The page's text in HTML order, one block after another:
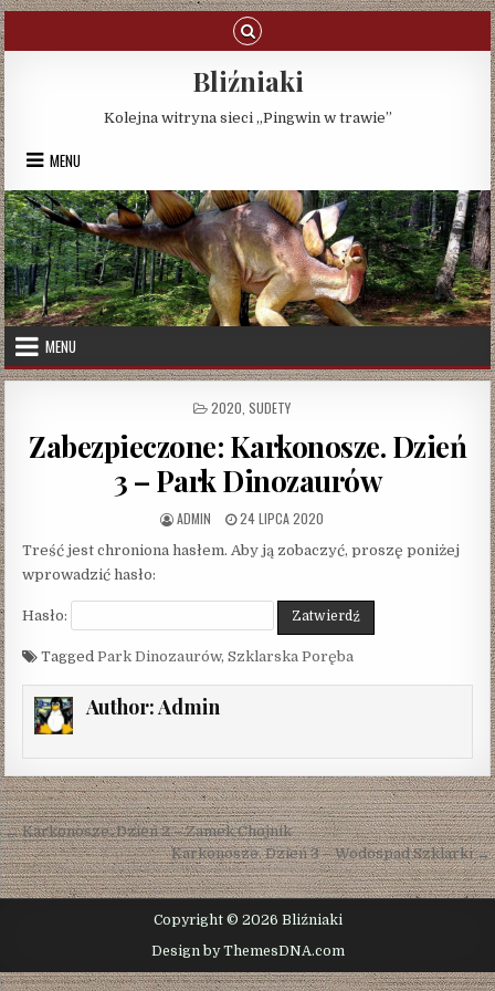
Skip
to
content
Bliźniaki
Kolejna witryna sieci „Pingwin w trawie”
MENU
MENU
POSTED
2020 SUDETY
Zabezpieczone: Karkonosze. Dzień
3 – Park Dinozaurów
AUTHOR:
ADMIN
PUBLISHED
24 LIPCA 2020
Treść jest chroniona hasłem. Aby ją zobaczyć, proszę poniżej
wprowadzić hasło:
Hasło:
TaggedPark Dinozaurów,Szklarska Poręba
Author:Admin
Nawigacja
wpisu
← Karkonosze. Dzień 2 – Zamek Chojnik
Karkonosze. Dzień 3 – Wodospad Szklarki →
Copyright © 2026 Bliźniaki
Design by ThemesDNA.com